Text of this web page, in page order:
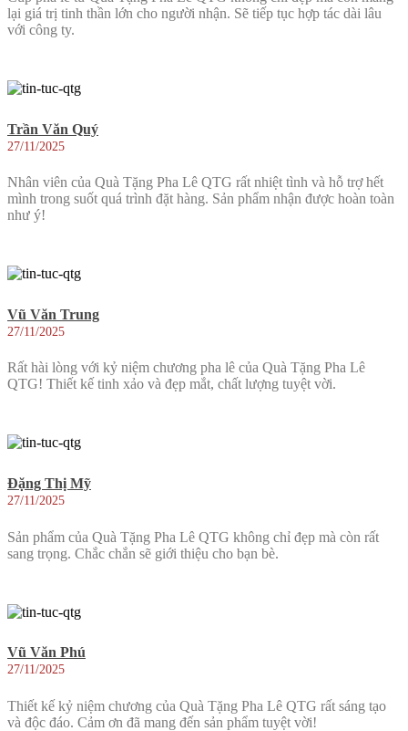
lại giá trị tinh thần lớn cho người nhận. Sẽ tiếp tục hợp tác dài lâu
với công ty.
Trần Văn Quý
27/11/2025
Nhân viên của Quà Tặng Pha Lê QTG rất nhiệt tình và hỗ trợ hết
mình trong suốt quá trình đặt hàng. Sản phẩm nhận được hoàn toàn
như ý!
Vũ Văn Trung
27/11/2025
Rất hài lòng với kỷ niệm chương pha lê của Quà Tặng Pha Lê
QTG! Thiết kế tinh xảo và đẹp mắt, chất lượng tuyệt vời.
Đặng Thị Mỹ
27/11/2025
Sản phẩm của Quà Tặng Pha Lê QTG không chỉ đẹp mà còn rất
sang trọng. Chắc chắn sẽ giới thiệu cho bạn bè.
Vũ Văn Phú
27/11/2025
Thiết kế kỷ niệm chương của Quà Tặng Pha Lê QTG rất sáng tạo
và độc đáo. Cảm ơn đã mang đến sản phẩm tuyệt vời!